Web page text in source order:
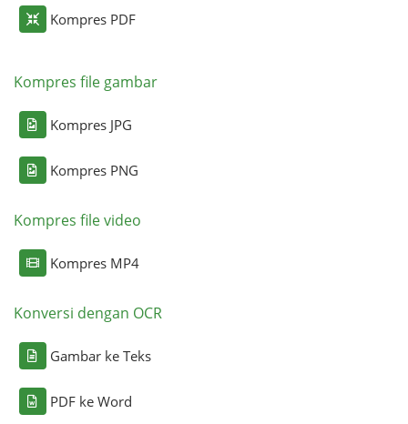
Kompres PDF
Kompres file gambar
Kompres JPG
Kompres PNG
Kompres file video
Kompres MP4
Konversi dengan OCR
Gambar ke Teks
PDF ke Word